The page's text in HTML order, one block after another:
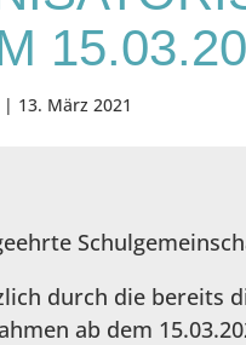
| 13. März 2021
durch die bereits
ab dem